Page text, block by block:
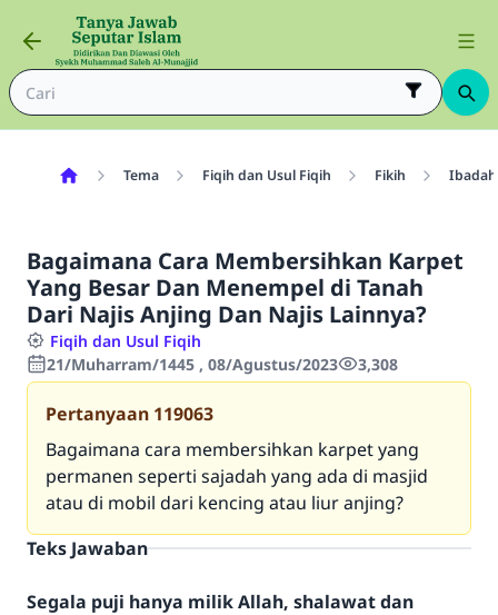
Tema Fiqih dan Usul Fiqih Fikih
Bagaimana Cara Membersihkan Karpet
Yang Besar Dan Menempel di Tanah
Dari Najis Anjing Dan Najis Lainnya?
Fiqih dan Usul Fiqih
21/Muharram/1445 , 08/Agustus/2023
3,308
Pertanyaan 119063
Bagaimana cara membersihkan karpet yang
permanen seperti sajadah yang ada di masjid
atau di mobil dari kencing atau liur anjing?
Teks Jawaban
Segala puji hanya milik Allah, shalawat dan